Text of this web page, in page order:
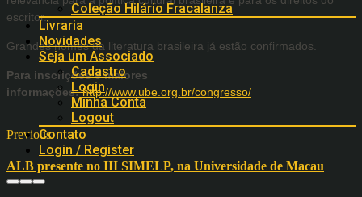
Coleção Hilário Fracalanza
Livraria
Novidades
Seja um Associado
Cadastro
Login
Minha Conta
Logout
Contato
Login / Register
escritor.
Grandes nomes da literatura brasileira já estão confirmados.
Para inscrições e maiores
informações:http://www.ube.org.br/congresso/
Previous
ALB presente no III SIMELP, na Universidade de Macau